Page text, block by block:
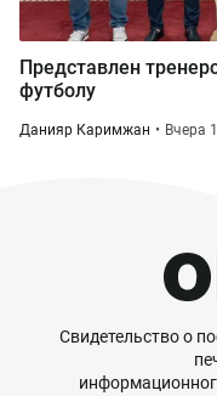
Представлен
футболу
Данияр Каримжан Вчера
Свидетельство о